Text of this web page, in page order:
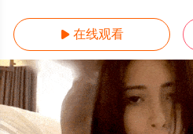
 在线观看